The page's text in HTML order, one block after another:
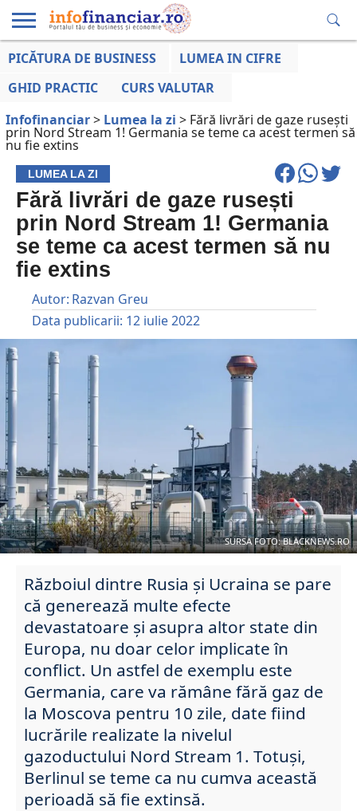
EDUCAȚIE
LA ZI
AFACERILOR
PICĂTURA DE BUSINESS
LUMEA IN CIFRE
GHID PRACTIC
CURS VALUTAR
Infofinanciar> Lumea la zi > Fără livrări de gaze rusești
prin Nord Stream 1! Germania se teme ca acest termen să
nu fie extins
LUMEA LA ZI
Fără livrări de gaze rusești
prin Nord Stream 1! Germania
se teme ca acest termen să nu
fie extins
Autor: Razvan Greu
Data publicarii: 12 iulie 2022
SURSA FOTO: BLACKNEWS.RO
Războiul dintre Rusia și Ucraina se pare
că generează multe efecte
devastatoare și asupra altor state din
Europa, nu doar celor implicate în
conflict. Un astfel de exemplu este
Germania, care va rămâne fără gaz de
la Moscova pentru 10 zile, date fiind
lucrările realizate la nivelul
gazoductului Nord Stream 1. Totuși,
Berlinul se teme ca nu cumva această
perioadă să fie extinsă.